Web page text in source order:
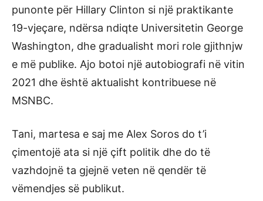
punonte për Hillary Clinton si një praktikante
19-vjeçare, ndërsa ndiqte Universitetin George
Washington, dhe gradualisht mori role gjithnjw
e më publike. Ajo botoi një autobiografi në vitin
2021 dhe është aktualisht kontribuese në
MSNBC.
Tani, martesa e saj me Alex Soros do t’i
çimentojë ata si një çift politik dhe do të
vazhdojnë ta gjejnë veten në qendër të
vëmendjes së publikut.